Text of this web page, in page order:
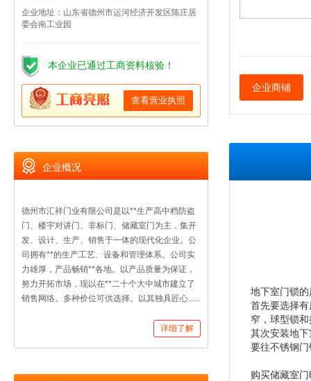
企业地址：山东省德州市运河经济开发区陈庄居
委会南工业园
本企业已通过工商资料核验！
查看营业执照
企业概况
德州市汇祥门业有限公司是以**生产高中档防盗
门、楼宇对讲门、非标门、储藏室门为主，集开
发、设计、生产、销售于一体的现代化企业。公
司拥有**的生产工艺、设备和管理体系。公司实
力雄厚，产品畅销**各地。以产品质量为保证，
努力开拓市场，现以在**二十个大中城市建立了
销售网络。多种价位可供选择。以其独具匠心......
详细了解
企业商铺
地下室门锁
首先要选择
窄，球型锁
其次安装地
要往不锈钢
购买储藏室